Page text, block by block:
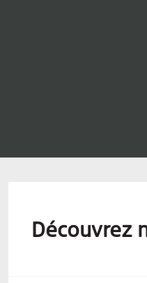
Découvrez